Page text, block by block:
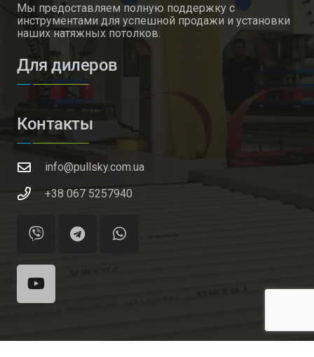
Мы предоставляем полную поддержку с
инструментами для успешной продажи и установки
наших натяжных потолков.
Для дилеров
Контакты
info@pullsky.com.ua
+38 067 5257940